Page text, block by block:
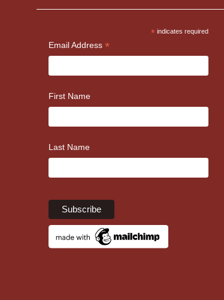
* indicates required
Email Address *
First Name
Last Name